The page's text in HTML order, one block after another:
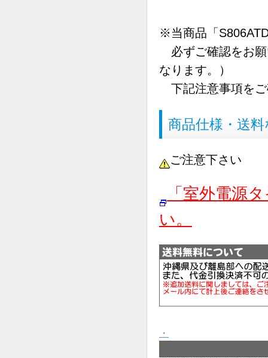
※当商品「
必ずご確認をお願
なります。）
下記注意事項を
商品仕様・送
ご注意下さい
「室外電源
い。
・